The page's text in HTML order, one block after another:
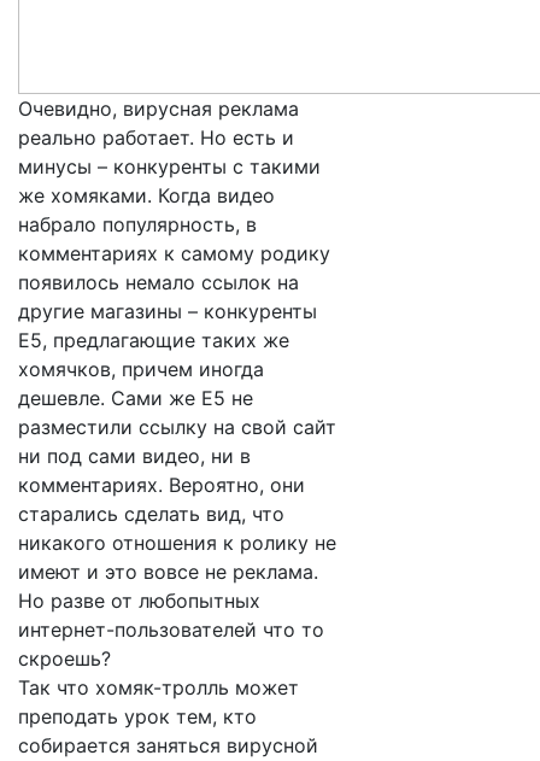
Очевидно, вирусная реклама
реально работает. Но есть и
минусы – конкуренты с такими
же хомяками. Когда видео
набрало популярность, в
комментариях к самому родику
появилось немало ссылок на
другие магазины – конкуренты
Е5, предлагающие таких же
хомячков, причем иногда
дешевле. Сами же Е5 не
разместили ссылку на свой сайт
ни под сами видео, ни в
комментариях. Вероятно, они
старались сделать вид, что
никакого отношения к ролику не
имеют и это вовсе не реклама.
Но разве от любопытных
интернет-пользователей что то
скроешь?
Так что хомяк-тролль может
преподать урок тем, кто
собирается заняться вирусной